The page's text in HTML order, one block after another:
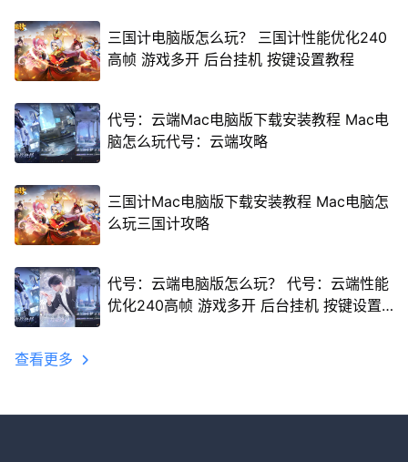
三国计电脑版怎么玩？ 三国计性能优化240
高帧 游戏多开 后台挂机 按键设置教程
代号：云端Mac电脑版下载安装教程 Mac电
脑怎么玩代号：云端攻略
三国计Mac电脑版下载安装教程 Mac电脑怎
么玩三国计攻略
代号：云端电脑版怎么玩？ 代号：云端性能
优化240高帧 游戏多开 后台挂机 按键设置
查看更多